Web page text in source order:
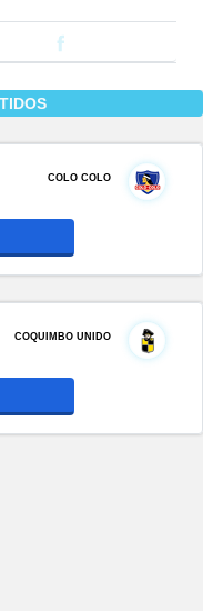
COLO COLO
COQUIMBO UNIDO